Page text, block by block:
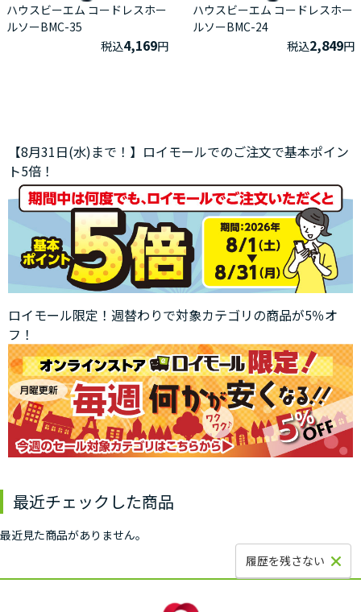
ハウスビーエム コードレスホー
ルソーBMC-35
税込4,169円
ハウスビーエム コードレスホー
ルソーBMC-24
税込2,849円
【8月31日(水)まで！】ロイモールでのご注文で基本ポイン
ト5倍！
ロイモール限定！週替わりで対象カテゴリの商品が5％オ
フ！
最近チェックした商品
最近見た商品がありません。
履歴を残さない